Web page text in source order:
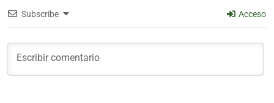
Subscribe Acceso